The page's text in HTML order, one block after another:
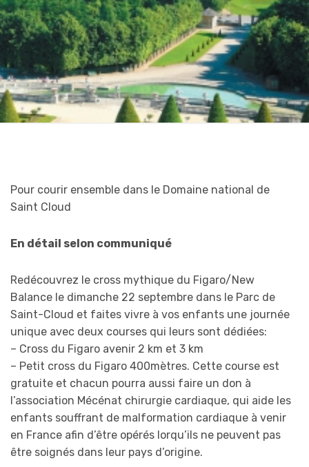
Pour courir ensemble dans le Domaine national de
Saint Cloud
En détail selon communiqué
Redécouvrez le cross mythique du Figaro/New
Balance le dimanche 22 septembre dans le Parc de
Saint-Cloud et faites vivre à vos enfants une journée
unique avec deux courses qui leurs sont dédiées:
– Cross du Figaro avenir 2 km et 3 km
– Petit cross du Figaro 400mètres. Cette course est
gratuite et chacun pourra aussi faire un don à
l’association Mécénat chirurgie cardiaque, qui aide les
enfants souffrant de malformation cardiaque à venir
en France afin d’être opérés lorqu’ils ne peuvent pas
être soignés dans leur pays d’origine.